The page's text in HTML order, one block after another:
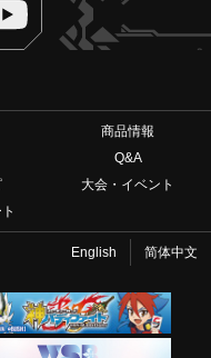
商品情報
Q&A
大会・イベント
English 简体中文